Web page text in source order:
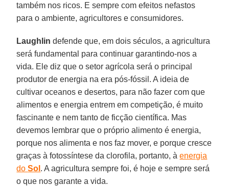
também nos ricos. E sempre com efeitos nefastos
para o ambiente, agricultores e consumidores.
Laughlin defende que, em dois séculos, a agricultura
será fundamental para continuar garantindo-nos a
vida. Ele diz que o setor agrícola será o principal
produtor de energia na era pós-fóssil. A ideia de
cultivar oceanos e desertos, para não fazer com que
alimentos e energia entrem em competição, é muito
fascinante e nem tanto de ficção científica. Mas
devemos lembrar que o próprio alimento é energia,
porque nos alimenta e nos faz mover, e porque cresce
graças à fotossíntese da clorofila, portanto, àenergia
doSol . A agricultura sempre foi, é hoje e sempre será
o que nos garante a vida.